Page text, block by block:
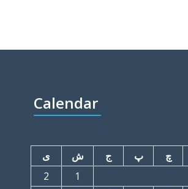
Calendar
چ پ ج ش
ی
1
2